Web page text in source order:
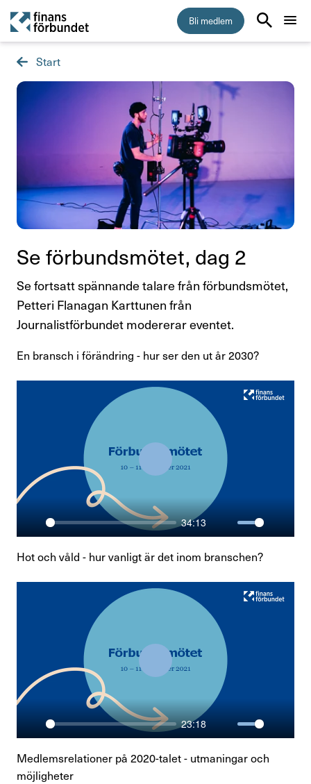
Bli medlem
Medlemskap
Råd & stöd
Om Finansförbundet
Press & opinion
Förtroendevald
Utbildningar och föreläsningar
Medlemsadministration
Avtalskommentarer och avtal
Mallar och stöd
Värva och engagera
Klubben
Kontakta oss
In English
Start
Se förbundsmötet, dag 2
Se fortsatt spännande talare från förbundsmötet,
Petteri Flanagan Karttunen från
Journalistförbundet modererar eventet.
En bransch i förändring - hur ser den ut år 2030?
Play
34:13
Mute
Enter
Play
Hot och våld - hur vanligt är det inom branschen?
Play
23:18
Mute
Enter
Play
Medlemsrelationer på 2020-talet - utmaningar och
möjligheter